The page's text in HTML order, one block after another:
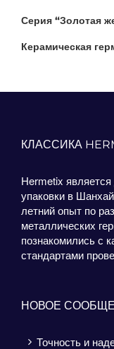
Серия “Золотая
Керамическая
КЛАССИКА
Hermetix
упаковки в
летний опыт по
металлических
познакомились с
стандартами
НОВОЕ
Точность и